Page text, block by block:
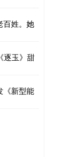
百姓。她
逐玉》甜
《新型能